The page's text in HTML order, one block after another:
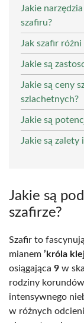
Jakie
szafiru?
Jak szafir
Jakie są
Jakie są ceny
szlachetnych?
Jakie są
Jakie są
Jakie są
szafirze?
Szafir to
mianem ’króla
osiągająca 9 w
rodziny
intensywnego
w różnych